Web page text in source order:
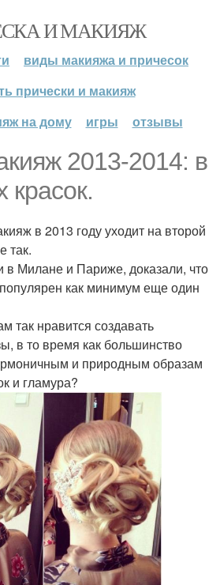
И МАКИЯЖ
виды макияжа и причесок
прически и макияж
на дому
игры отзывы
2013-2014: в
красок.
в 2013 году уходит на второй
так.
в Милане и Париже, доказали, что
как минимум еще один
так нравится создавать
в то время как большинство
и природным образам
и гламура?